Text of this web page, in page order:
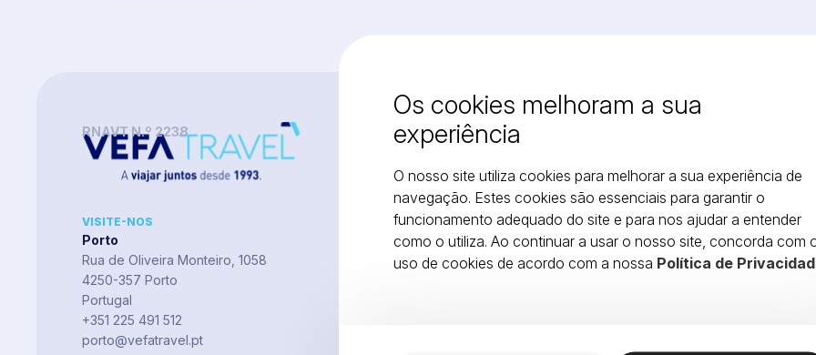
VISITE-NOS
Porto
Rua de Oliveira Monteiro, 1058
4250-357 Porto
Portugal
+351 225 491 512
porto@vefatravel.pt
RNAVT N.º 2238
Os cookies melhoram a sua
experiência
O nosso site utiliza cookies para melhorar a sua experiência de
navegação. Estes cookies são essenciais para garantir o
funcionamento adequado do site e para nos ajudar a entender
como o utiliza. Ao continuar a usar o nosso site, concorda com
uso de cookies de acordo com a nossa Política de